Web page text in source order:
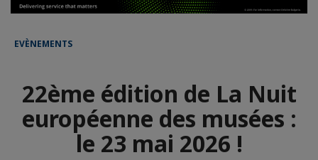
EVÈNEMENTS
22ème édition de La Nuit
européenne des musées :
le 23 mai 2026 !